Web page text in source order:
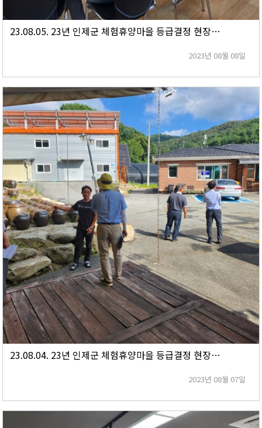
23.08.05. 23년 인제군 체험휴양마을 등급결정 현장심사
2023년 08월 08일
23.08.04. 23년 인제군 체험휴양마을 등급결정 현장심사
2023년 08월 07일